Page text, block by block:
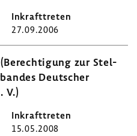
27.09.2006
zur Stel­
Deut­scher
V.)
15.05.2008